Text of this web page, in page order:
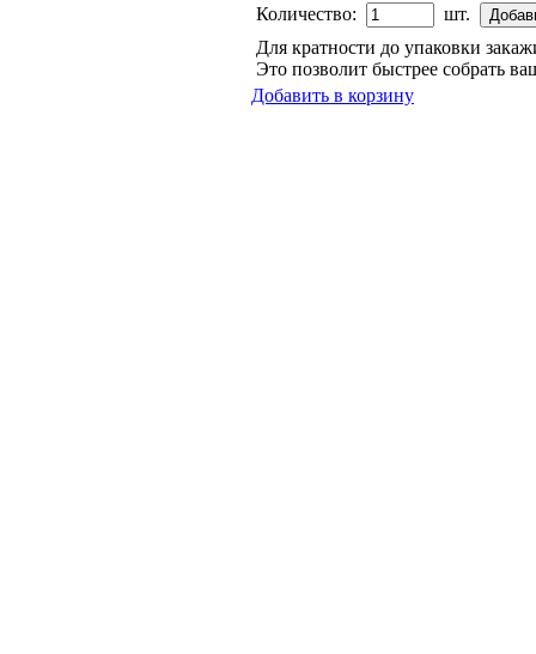
Количество:
шт.
Для кратности до упаковки
Это позволит быстрее собрать
Добавить в корзину